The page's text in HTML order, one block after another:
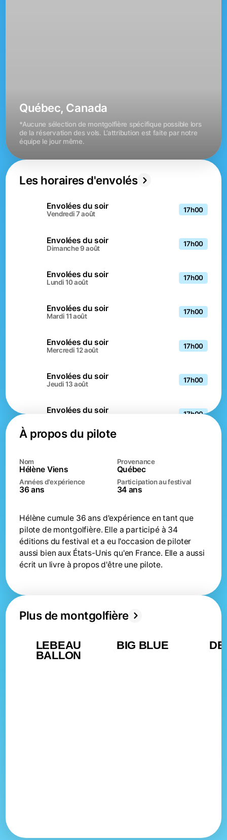
Québec, Canada
*Aucune sélection de montgolfière spécifique possible lors
de la réservation des vols. L’attribution est faite par notre
équipe le jour même.
Les horaires d'envolés
Envolées du soir
vendredi 7 août
17h00
Envolées du soir
dimanche 9 août
17h00
Envolées du soir
lundi 10 août
17h00
Envolées du soir
mardi 11 août
17h00
Envolées du soir
mercredi 12 août
17h00
Envolées du soir
jeudi 13 août
17h00
Envolées du soir 17h00
Envolées du soir
dimanche 16 août
17h00
Envolées du soir
samedi 8 août
17h00
Envolées du matin
dimanche 9 août
04h45
Envolées du matin
mardi 11 août
Envolées du matin
mercredi 12 août
À propos du pilote
Nom
Hélène Viens
Provenance
Québec
Années d'expérience
36 ans
Participation au festival
34 ans
Hélène cumule 36 ans d'expérience en tant que
pilote de montgolfière. Elle a participé à 34
éditions du festival et a eu l'occasion de piloter
aussi bien aux États-Unis qu'en France. Elle a aussi
écrit un livre à propos d'être une pilote.
Plus de montgolfière
LEBEAU
BALLON
BIG BLUE